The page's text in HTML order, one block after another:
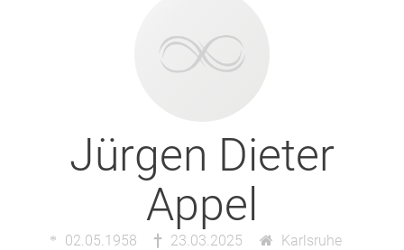
Jürgen Dieter
Appel
02.05.1958 23.03.2025 Karlsruhe